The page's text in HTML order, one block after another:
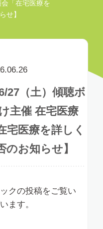
「在宅医療を
せ】
27（土）傾聴ボ
主催 在宅医療
宅医療を詳しく
のお知らせ】
クの投稿をご覧い
ます。